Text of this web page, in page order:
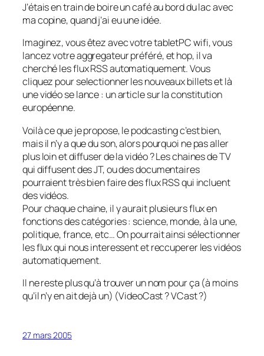
J’étais en train de boire un café au bord du lac avec
ma copine, quand j’ai eu une idée.
Imaginez, vous êtez avec votre tabletPC wifi, vous
lancez votre aggregateur préféré, et hop, il va
cherché les flux RSS automatiquement. Vous
cliquez pour selectionner les nouveaux billets et là
une vidéo se lance : un article sur la constitution
européenne.
Voilà ce que je propose, le podcasting c’est bien,
mais il n’y a que du son, alors pourquoi ne pas aller
plus loin et diffuser de la vidéo ? Les chaines de TV
qui diffusent des JT, ou des documentaires
pourraient très bien faire des flux RSS qui incluent
des vidéos.
Pour chaque chaine, il y aurait plusieurs flux en
fonctions des catégories : science, monde, à la une,
politique, france, etc… On pourrait ainsi sélectionner
les flux qui nous interessent et reccuperer les vidéos
automatiquement.
Il ne reste plus qu’à trouver un nom pour ça (à moins
qu’il n’y en ait dejà un) (VideoCast ? VCast ?)
27 mars 2005